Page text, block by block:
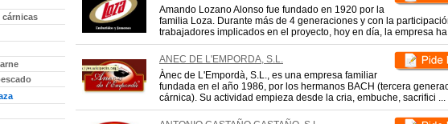
cárnicas
Amando Lozano Alonso fue fundado en 1920 por la
familia Loza. Durante más de 4 generaciones y con la
trabajadores implicados en el proyecto, hoy en día, la empresa ha
ANEC DE L'EMPORDA, S.L.
Ànec de L'Empordà, S.L., es una empresa familiar
fundada en el año 1986, por los hermanos BACH (tercera
cárnica). Su actividad empieza desde la cria, embuche, sacrifici ...